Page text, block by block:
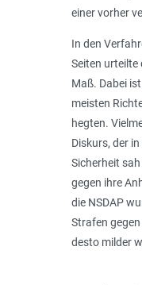
einer vorher
In den
Seiten urteilte
Maß. Dabei
meisten
hegten.
Diskurs, der
Sicherheit
gegen ihre
die NSDAP
Strafen
desto milder